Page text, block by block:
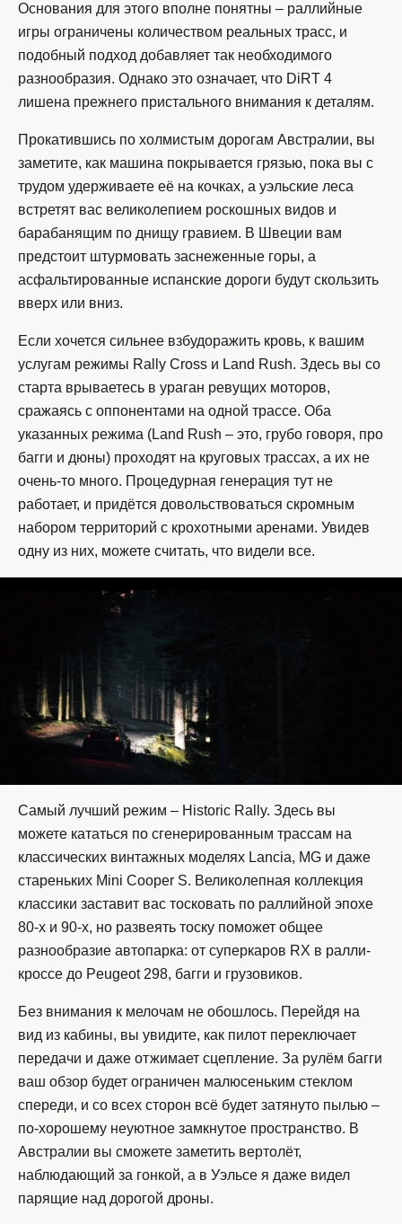
Основания для этого вполне понятны – раллийные
игры ограничены количеством реальных трасс, и
подобный подход добавляет так необходимого
разнообразия. Однако это означает, что DiRT 4
лишена прежнего пристального внимания к деталям.
Прокатившись по холмистым дорогам Австралии, вы
заметите, как машина покрывается грязью, пока вы с
трудом удерживаете её на кочках, а уэльские леса
встретят вас великолепием роскошных видов и
барабанящим по днищу гравием. В Швеции вам
предстоит штурмовать заснеженные горы, а
асфальтированные испанские дороги будут скользить
вверх или вниз.
Если хочется сильнее взбудоражить кровь, к вашим
услугам режимы Rally Cross и Land Rush. Здесь вы со
старта врываетесь в ураган ревущих моторов,
сражаясь с оппонентами на одной трассе. Оба
указанных режима (Land Rush – это, грубо говоря, про
багги и дюны) проходят на круговых трассах, а их не
очень-то много. Процедурная генерация тут не
работает, и придётся довольствоваться скромным
набором территорий с крохотными аренами. Увидев
одну из них, можете считать, что видели все.
Самый лучший режим – Historic Rally. Здесь вы
можете кататься по сгенерированным трассам на
классических винтажных моделях Lancia, MG и даже
стареньких Mini Cooper S. Великолепная коллекция
классики заставит вас тосковать по раллийной эпохе
80-х и 90-х, но развеять тоску поможет общее
разнообразие автопарка: от суперкаров RX в ралли-
кроссе до Peugeot 298, багги и грузовиков.
Без внимания к мелочам не обошлось. Перейдя на
вид из кабины, вы увидите, как пилот переключает
передачи и даже отжимает сцепление. За рулём багги
ваш обзор будет ограничен малюсеньким стеклом
спереди, и со всех сторон всё будет затянуто пылью –
по-хорошему неуютное замкнутое пространство. В
Австралии вы сможете заметить вертолёт,
наблюдающий за гонкой, а в Уэльсе я даже видел
парящие над дорогой дроны.